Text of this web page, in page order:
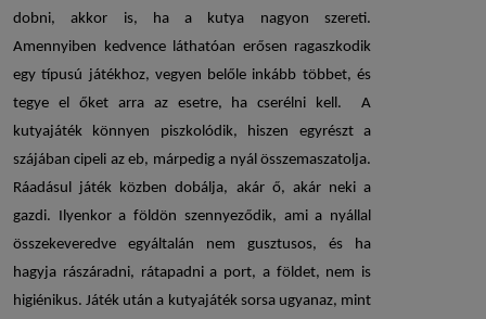
dobni, akkor is, ha a kutya nagyon szereti.
Amennyiben kedvence láthatóan erősen ragaszkodik
egy típusú játékhoz, vegyen belőle inkább többet, és
tegye el őket arra az esetre, ha cserélni kell. A
kutyajáték könnyen piszkolódik, hiszen egyrészt a
szájában cipeli az eb, márpedig a nyál összemaszatolja.
Ráadásul játék közben dobálja, akár ő, akár neki a
gazdi. Ilyenkor a földön szennyeződik, ami a nyállal
összekeveredve egyáltalán nem gusztusos, és ha
hagyja rászáradni, rátapadni a port, a földet, nem is
higiénikus. Játék után a kutyajátéksorsa ugyanaz, mint